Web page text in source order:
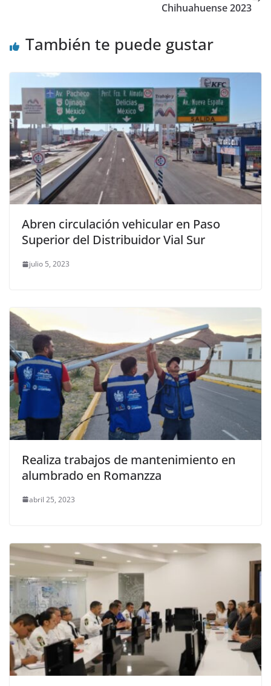
Chihuahuense 2023
También te puede gustar
Abren circulación vehicular en Paso
Superior del Distribuidor Vial Sur
julio 5, 2023
Realiza trabajos de mantenimiento en
alumbrado en Romanzza
abril 25, 2023